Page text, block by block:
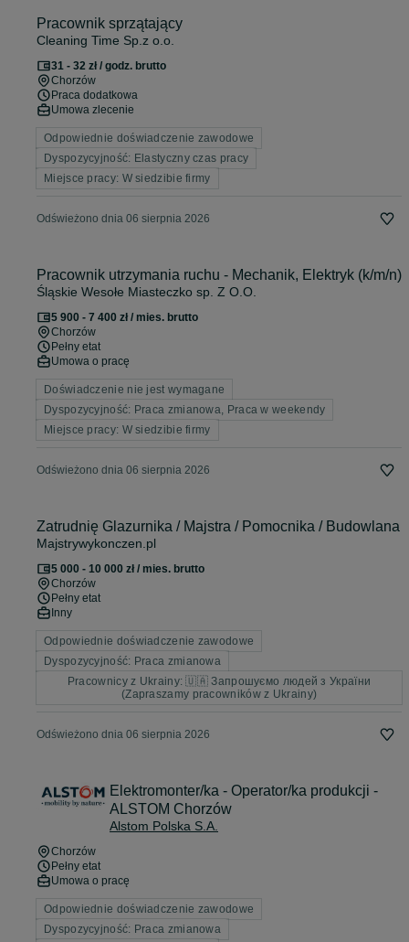
Pracownik sprzątający
Cleaning Time Sp.z o.o.
31 - 32 zł / godz. brutto
Chorzów
Praca dodatkowa
Umowa zlecenie
Odpowiednie doświadczenie zawodowe
Dyspozycyjność: Elastyczny czas pracy
Miejsce pracy: W siedzibie firmy
Odświeżono dnia 06 sierpnia 2026
Pracownik utrzymania ruchu - Mechanik, Elektryk (k/m/n)
Śląskie Wesołe Miasteczko sp. Z O.O.
5 900 - 7 400 zł / mies. brutto
Chorzów
Pełny etat
Umowa o pracę
Doświadczenie nie jest wymagane
Dyspozycyjność: Praca zmianowa, Praca w weekendy
Miejsce pracy: W siedzibie firmy
Odświeżono dnia 06 sierpnia 2026
Zatrudnię Glazurnika / Majstra / Pomocnika / Budowlana
Majstrywykonczen.pl
5 000 - 10 000 zł / mies. brutto
Chorzów
Pełny etat
Inny
Odpowiednie doświadczenie zawodowe
Dyspozycyjność: Praca zmianowa
Pracownicy z Ukrainy: 🇺🇦 Запрошуємо людей з України
(Zapraszamy pracowników z Ukrainy)
Odświeżono dnia 06 sierpnia 2026
Elektromonter/ka - Operator/ka produkcji -
ALSTOM Chorzów
Alstom Polska S.A.
Chorzów
Pełny etat
Umowa o pracę
Odpowiednie doświadczenie zawodowe
Dyspozycyjność: Praca zmianowa